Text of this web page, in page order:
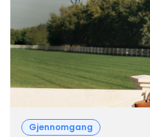
Gjennomgang